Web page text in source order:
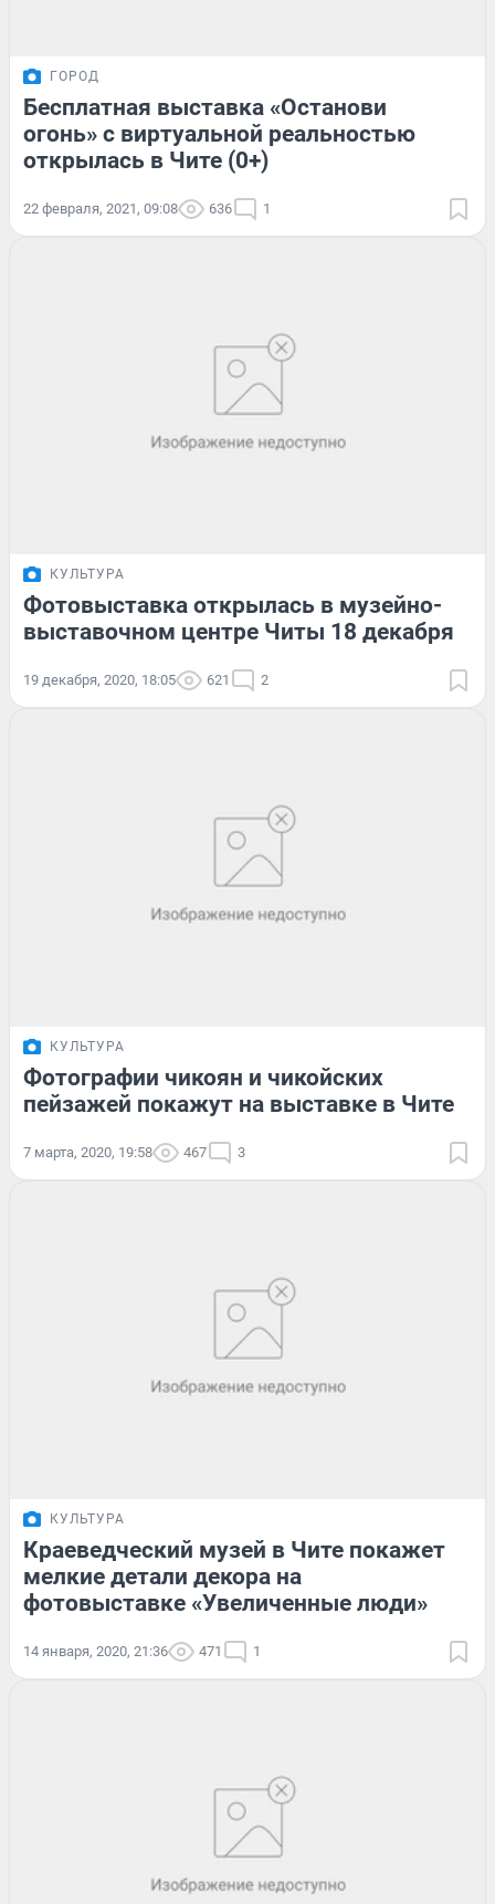
ГОРОД
Бесплатная выставка «Останови
огонь» с виртуальной реальностью
открылась в Чите (0+)
22 февраля, 2021, 09:08 636 1
КУЛЬТУРА
Фотовыставка открылась в музейно-
выставочном центре Читы 18 декабря
19 декабря, 2020, 18:05 621 2
КУЛЬТУРА
Фотографии чикоян и чикойских
пейзажей покажут на выставке в Чите
7 марта, 2020, 19:58 467 3
КУЛЬТУРА
Краеведческий музей в Чите покажет
мелкие детали декора на
фотовыставке «Увеличенные люди»
14 января, 2020, 21:36 471 1